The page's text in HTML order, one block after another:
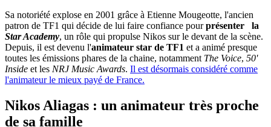
Sa notoriété explose en 2001 grâce à Etienne Mougeotte, l'ancien
patron de TF1 qui décide de lui faire confiance pourprésenter la
Star Academy, un rôle qui propulse Nikos sur le devant de la scène.
Depuis, il est devenu l'animateur star de TF1 et a animé presque
toutes les émissions phares de la chaine, notamment The Voice, 50'
Inside et les NRJ Music Awards. Il est désormais considéré comme
l'animateur le mieux payé de France.
Nikos Aliagas : un animateur très proche
de sa famille